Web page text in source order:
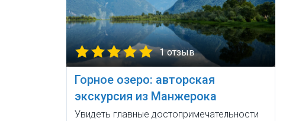
1 отзыв
Горное озеро: авторская
экскурсия из Манжерока
Увидеть главные достопримечательности